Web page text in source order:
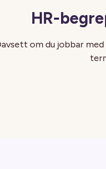
HR-
om du jobbar